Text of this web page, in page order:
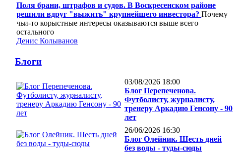
Поля брани, штрафов и судов. В Воскресенском районе
решили вдруг "выжить" крупнейшего инвестора? Почему
чьи-то корыстные интересы оказываются выше всего
остального
Денис Колыванов
Блоги
03/08/2026 18:00
Блог Перепеченова.
Футболисту, журналисту,
тренеру Аркадию Генсону - 90
лет
26/06/2026 16:30
Блог Олейник. Шесть дней
без воды - туды-сюды